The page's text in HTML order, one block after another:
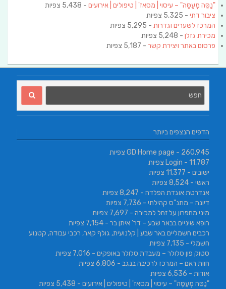
"נַסֵּה מְעַסֶּה" – עיסוי | מסאז' | טיפולים | אירועים - 5,438 צפיות
ציבור דתי - 5,325 צפיות
המרכז לשערים וגדרות - 5,295 צפיות
מכירת גזלן - 5,248 צפיות
פרסום באתר ויצירת קשר - 5,187 צפיות
הדפים הנצפים ביותר
GD Home page - 260,945 צפיות
Login - 11,787 צפיות
ישובים - 11,377 צפיות
ראשי - 8,524 צפיות
אנדרטת אוגדת הפלדה - 8,247 צפיות
דיונה – מתנ"ס קהילתי - 7,736 צפיות
מיני מחפרון על זחל למכירה - 7,697 צפיות
רופא שיניים בבאר שבע – דר' איתן בר - 7,154 צפיות
רכבים חשמליים באר שבע | קלנועית, גולף קאר, רכבי עבודה, קטנוע
חשמלי - 7,135 צפיות
סטוק פון סלולר – מעבדת סלולר באופקים - 7,016 צפיות
חוות ראם – המרכז לרכיבה בנגב - 6,806 צפיות
אודות - 6,536 צפיות
"נַסֵּה מְעַסֶּה" – עיסוי | מסאז' | טיפולים | אירועים - 5,438 צפיות